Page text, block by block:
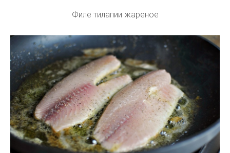
Филе тилапии жареное